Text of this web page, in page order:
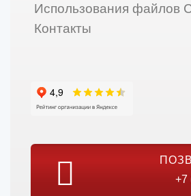
Использования файлов
Контакты
+7